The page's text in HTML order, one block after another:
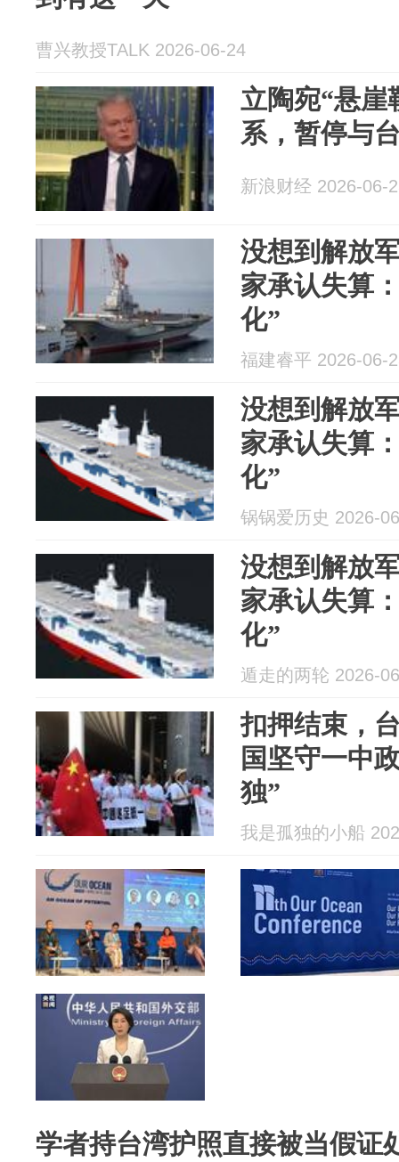
曹兴教授TALK 2026-06-24
立陶宛“悬崖
系，暂停与
新浪财经 2026-06-
没想到解放
家承认失算
化”
福建睿平 2026-06-
没想到解放
家承认失算
化”
锅锅爱历史 2026-
没想到解放
家承认失算
化”
遁走的两轮 2026-
扣押结束，
国坚守一中
独”
我是孤独的小船
学者持台湾护照直接被当假证